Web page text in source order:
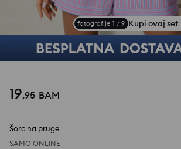
fotografije 1 / 9 Kupi ovaj set
19,95 BAM
Šorc na pruge
SAMO ONLINE